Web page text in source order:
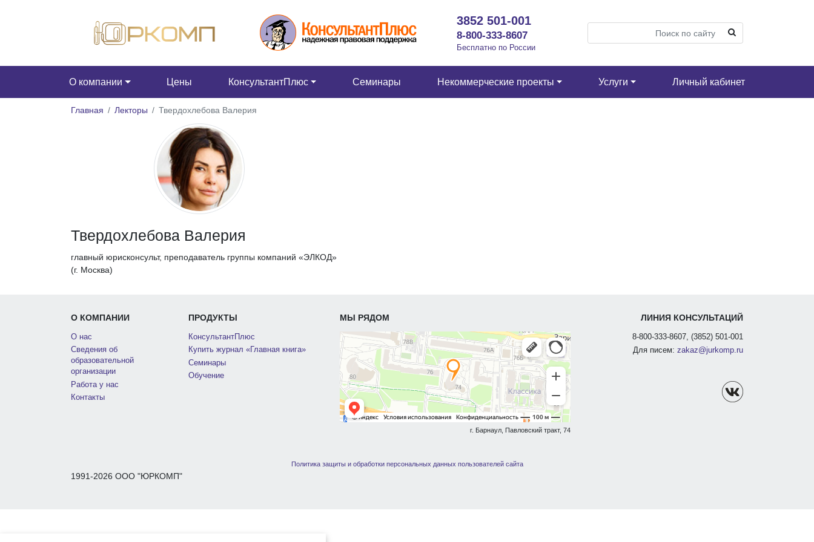
3852 501-001
8-800-333-8607
Бесплатно по России
О компании Цены КонсультантПлюс Семинары Некоммерческие проекты Услуги Личный кабинет
Главная Лекторы Твердохлебова Валерия
Твердохлебова Валерия
главный юрисконсульт, преподаватель группы компаний «ЭЛКОД»
(г. Москва)
О КОМПАНИИ
О нас
Сведения об
образовательной
организации
Работа у нас
Контакты
ПРОДУКТЫ
КонсультантПлюс
Купить журнал «Главная книга»
Семинары
Обучение
МЫ РЯДОМ
г. Барнаул, Павловский тракт, 74
ЛИНИЯ КОНСУЛЬТАЦИЙ
8-800-333-8607, (3852) 501-001
Для писем: zakaz@jurkomp.ru
Политика защиты и обработки персональных данных пользователей сайта
1991-2026 ООО "ЮРКОМП"